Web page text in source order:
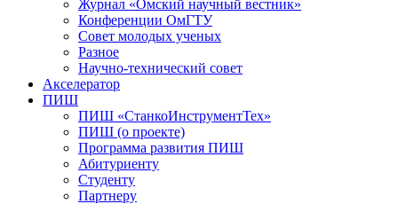
Журнал «Омский научный вестник»
Конференции ОмГТУ
Совет молодых ученых
Разное
Научно-технический совет
Акселератор
ПИШ
ПИШ «СтанкоИнструментТех»
ПИШ (о проекте)
Программа развития ПИШ
Абитуриенту
Студенту
Партнеру